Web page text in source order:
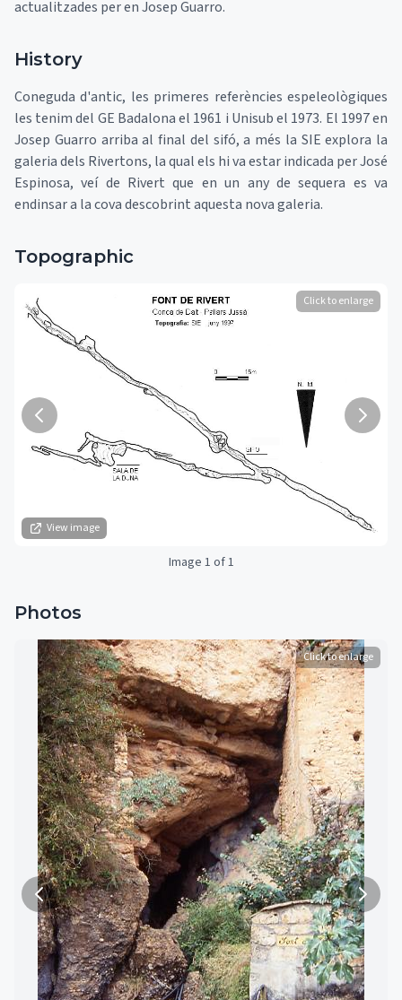
actualitzades per en Josep Guarro.
History
Coneguda d'antic, les primeres referències espeleològiques
les tenim del GE Badalona el 1961 i Unisub el 1973. El 1997 en
Josep Guarro arriba al final del sifó, a més la SIE explora la
galeria dels Rivertons, la qual els hi va estar indicada per José
Espinosa, veí de Rivert que en un any de sequera es va
endinsar a la cova descobrint aquesta nova galeria.
Topographic
View image
Click to enlarge
Image 1 of 1
Photos
Click to enlarge